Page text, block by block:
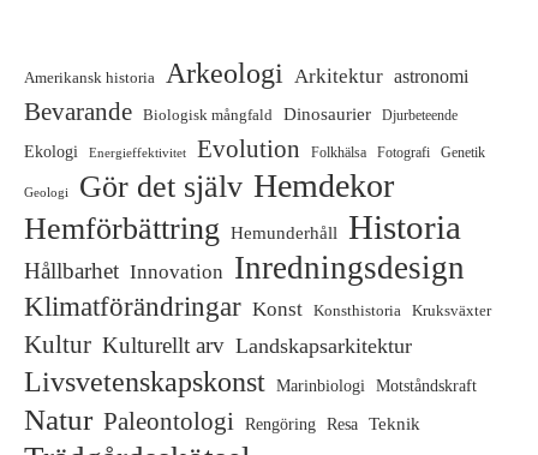
Amerikansk historia Arkeologi Arkitektur astronomi
Bevarande Biologisk mångfald Dinosaurier Djurbeteende
Ekologi Energieffektivitet Evolution Folkhälsa Fotografi Genetik
Geologi Gör det själv Hemdekor
Hemförbättring Hemunderhåll Historia
Hållbarhet Innovation Inredningsdesign
Klimatförändringar Konst Konsthistoria Kruksväxter
Kultur Kulturellt arv Landskapsarkitektur
Livsvetenskapskonst Marinbiologi Motståndskraft
Natur Paleontologi Rengöring Resa Teknik